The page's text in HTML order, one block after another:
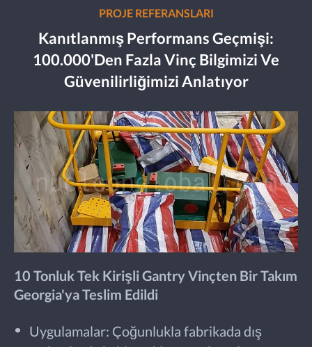
PROJE REFERANSLARI
Kanıtlanmış Performans Geçmişi:
100.000'den Fazla Vinç Bilgimizi Ve
Güvenilirliğimizi Anlatıyor
10 Tonluk Tek Kirişli Gantry Vinçten Bir Takım
Georgia'ya Teslim Edildi
Uygulamalar: Çoğunlukla fabrikada dış